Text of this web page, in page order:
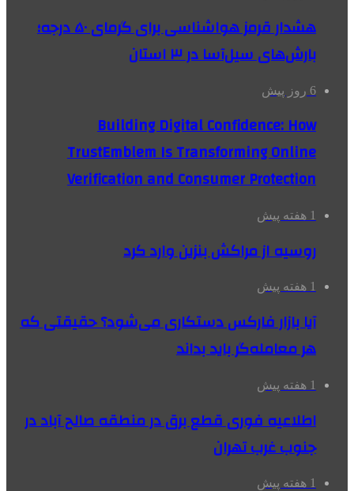
هشدار قرمز هواشناسی برای گرمای ۵۰ درجه؛
بارش‌های سیل‌آسا در ۳ استان
6 روز پیش
Building Digital Confidence: How
TrustEmblem Is Transforming Online
Verification and Consumer Protection
1 هفته پیش
روسیه از مراکش بنزین وارد کرد
1 هفته پیش
آیا بازار فارکس دستکاری می‌شود؟ حقیقتی که
هر معامله‌گر باید بداند
1 هفته پیش
اطلاعیه فوری قطع برق در منطقه صالح آباد در
جنوب غرب تهران
1 هفته پیش